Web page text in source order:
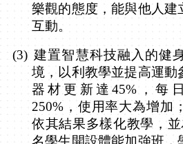
樂觀的態度，能與他人建
互動。
(3) 建置智慧科技融入的健
境，以利教學並提高運動
器材更新達 45%，每
250%，使用率大為增加
依其結果多樣化教學，
名學生開設體能加強班，